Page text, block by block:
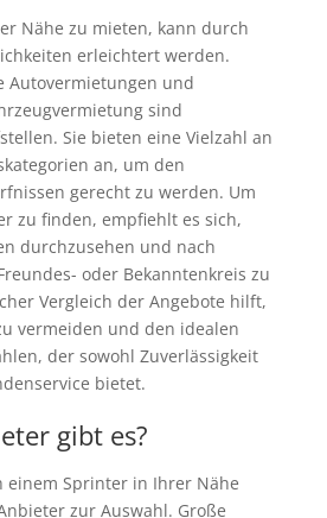
Nähe zu mieten, kann durch
erleichtert werden.
Autovermietungen und
sind
Sie bieten eine Vielzahl an
an, um den
gerecht zu werden. Um
zu finden, empfiehlt es sich,
durchzusehen und nach
oder Bekanntenkreis zu
Vergleich der Angebote hilft,
vermeiden und den idealen
der sowohl Zuverlässigkeit
bietet.
gibt es?
einem Sprinter in Ihrer Nähe
zur Auswahl. Große